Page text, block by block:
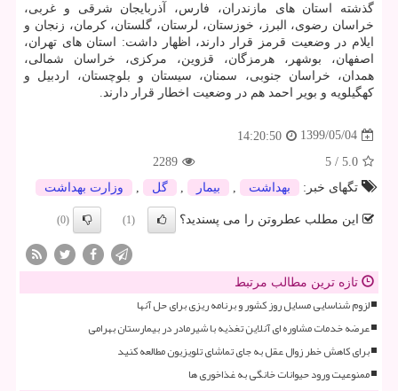
گذشته استان های مازندران، فارس، آذربایجان شرقی و غربی،
خراسان رضوی، البرز، خوزستان، لرستان، گلستان، کرمان، زنجان و
ایلام در وضعیت قرمز قرار دارند، اظهار داشت: استان های تهران،
اصفهان، بوشهر، هرمزگان، قزوین، مرکزی، خراسان شمالی،
همدان، خراسان جنوبی، سمنان، سیستان و بلوچستان، اردبیل و
کهگیلویه و بویر احمد هم در وضعیت اخطار قرار دارند.
1399/05/04
14:20:50
5.0
/
5
2289
تگهای خبر:
بهداشت بیمار گل وزارت بهداشت
این مطلب عطروتن را می پسندید؟ (1)
(0)
تازه ترین مطالب مرتبط
لزوم شناسایی مسایل روز کشور و برنامه ریزی برای حل آنها
عرضه خدمات مشاوره ای آنلاین تغذیه با شیرمادر در بیمارستان بهرامی
برای کاهش خطر زوال عقل به جای تماشای تلویزیون مطالعه کنید
ممنوعیت ورود حیوانات خانگی به غذاخوری ها